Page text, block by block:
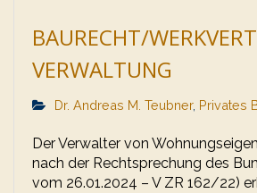
Veröffentlichungen
Über uns
BAURECHT/
VERWALTUNG
Dr. Andreas M. Teubner, Privates
Der Verwalter von
nach der Rechtsprechung des
vom 26.01.2024 – V ZR 162/22)